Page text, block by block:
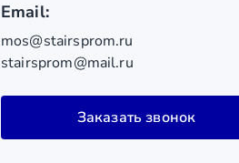
Email:
mos@stairsprom.ru
stairsprom@mail.ru
Заказать звонок